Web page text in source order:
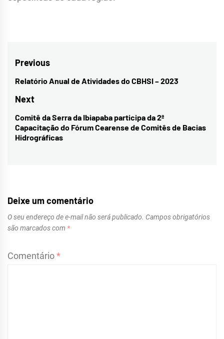
Navegação
de
Post
Previous
Previous
post:
Relatório Anual de Atividades do CBHSI – 2023
Next
Next
post:
Comitê da Serra da Ibiapaba participa da 2ª
Capacitação do Fórum Cearense de Comitês de Bacias
Hidrográficas
Deixe um comentário
O seu endereço de e-mail não será publicado. Campos obrigatórios
são marcados com *
Comentário*